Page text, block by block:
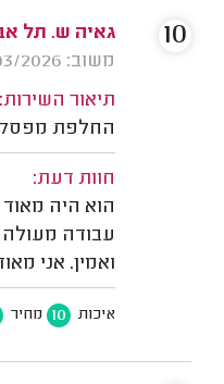
גאיה ש. תל
משוב: 12/03/2026
תיאור השירות:
החלפת
חוות דעת:
הוא היה
עבודה מעולה
ואמין. אני
איכות 10 מחיר
10